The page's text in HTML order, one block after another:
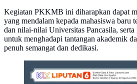
Kegiatan PKKMB ini diharapkan dapat
yang mendalam kepada mahasiswa baru
dan nilai-nilai Universitas Pancasila, serta
untuk menghadapi tantangan akademik
penuh semangat dan dedikasi.
Infografis Beda Putusan MK dan
UU Pilkada. (Liputan6.com/